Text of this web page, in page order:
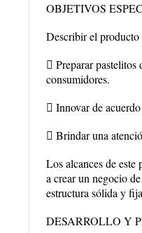
OBJETIVOS
Describir el producto
 Preparar pastelitos
consumidores.
 Innovar de
 Brindar una
Los alcances de
a crear un negocio
estructura sólida y
DESARROLLO Y